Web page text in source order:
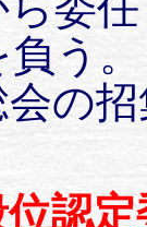
う。
の
認